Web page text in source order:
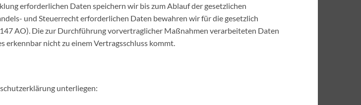
erforderlichen Daten speichern wir bis zum Ablauf der gesetzlichen
und Steuerrecht erforderlichen Daten bewahren wir für die gesetzlich
AO). Die zur Durchführung vorvertraglicher Maßnahmen verarbeiteten Daten
nicht zu einem Vertragsschluss kommt.
unterliegen: